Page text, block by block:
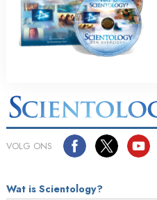
VOLG ONS
Wat is Scientology?